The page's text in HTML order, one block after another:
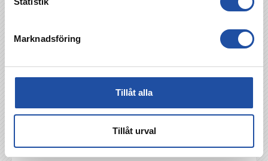
Marknadsföring
Tillåt alla
Tillåt urval